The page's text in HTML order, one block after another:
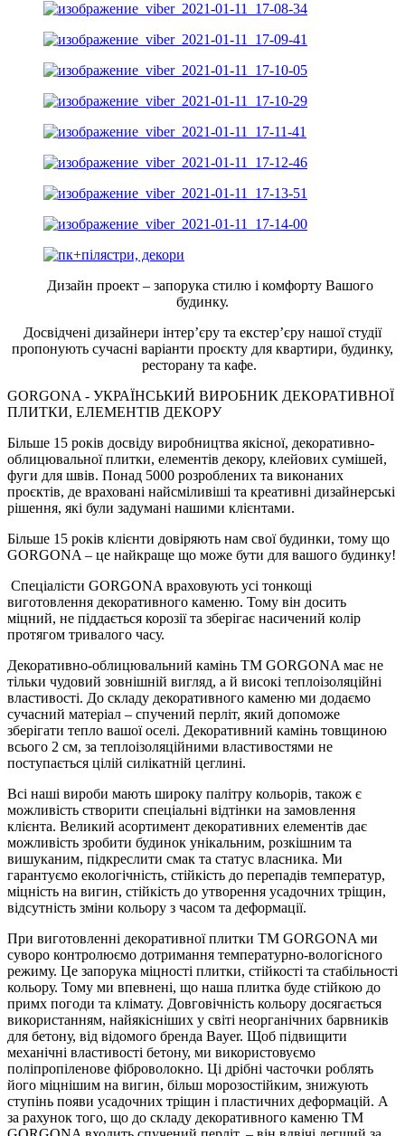
Дизайн проект – запорука стилю і комфорту Вашого
будинку.
Досвідчені дизайнери інтер’єру та екстер’єру нашої студії
пропонують сучасні варіанти проєкту для квартири, будинку,
ресторану та кафе.
GORGONA - УКРАЇНСЬКИЙ ВИРОБНИК ДЕКОРАТИВНОЇ
ПЛИТКИ, ЕЛЕМЕНТІВ ДЕКОРУ
Більше 15 років досвіду виробництва якісної, декоративно-
облицювальної плитки, елементів декору, клейових сумішей,
фуги для швів. Понад 5000 розроблених та виконаних
проєктів, де враховані найсміливіші та креативні дизайнерські
рішення, які були задумані нашими клієнтами.
Більше 15 років клієнти довіряють нам свої будинки, тому що
GORGONA – це найкраще що може бути для вашого будинку!
Спеціалісти GORGONA враховують усі тонкощі
виготовлення декоративного каменю. Тому він досить
міцний, не піддається корозії та зберігає насичений колір
протягом тривалого часу.
Декоративно-облицювальний камінь ТМ GORGONA має не
тільки чудовий зовнішній вигляд, а й високі теплоізоляційні
властивості. До складу декоративного каменю ми додаємо
сучасний матеріал – спучений перліт, який допоможе
зберігати тепло вашої оселі. Декоративний камінь товщиною
всього 2 см, за теплоізоляційними властивостями не
поступається цілій силікатній цеглині.
Всі наші вироби мають широку палітру кольорів, також є
можливість створити спеціальні відтінки на замовлення
клієнта. Великий асортимент декоративних елементів дає
можливість зробити будинок унікальним, розкішним та
вишуканим, підкреслити смак та статус власника. Ми
гарантуємо екологічність, стійкість до перепадів температур,
міцність на вигин, стійкість до утворення усадочних тріщин,
відсутність зміни кольору з часом та деформації.
При виготовленні декоративної плитки ТМ GORGONA ми
суворо контролюємо дотримання температурно-вологісного
режиму. Це запорука міцності плитки, стійкості та стабільності
кольору. Тому ми впевнені, що наша плитка буде стійкою до
примх погоди та клімату. Довговічність кольору досягається
використанням, найякісніших у світі неорганічних барвників
для бетону, від відомого бренда Bayer. Щоб підвищити
механічні властивості бетону, ми використовуємо
поліпропіленове фіброволокно. Ці дрібні часточки роблять
його міцнішим на вигин, більш морозостійким, знижують
ступінь появи усадочних тріщин і пластичних деформацій. А
за рахунок того, що до складу декоративного каменю ТМ